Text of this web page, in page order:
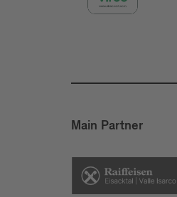
Main Partner